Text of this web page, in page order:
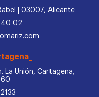
| 03007, Alicante
40 02
La Unión, Cartagena,